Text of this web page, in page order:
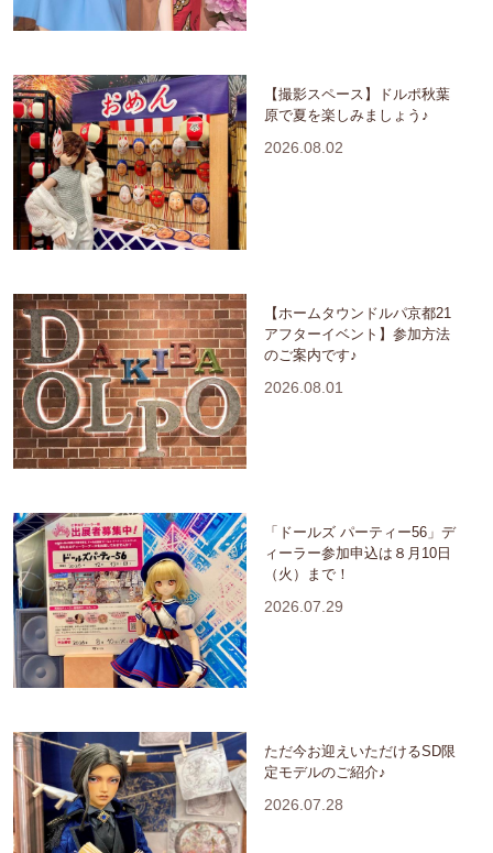
【撮影スペース】ドルポ秋葉
原で夏を楽しみましょう♪
2026.08.02
【ホームタウンドルパ京都21
アフターイベント】参加方法
のご案内です♪
2026.08.01
「ドールズ パーティー56」デ
ィーラー参加申込は８月10日
（火）まで！
2026.07.29
ただ今お迎えいただけるSD限
定モデルのご紹介♪
2026.07.28